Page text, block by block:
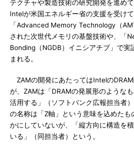
テクチャや製造技術の研究開発を進め
Intelが米国エネルギー省の支援を受け
「Advanced Memory Technology（
された次世代メモリの基盤技術や、「
Bonding（NGDB）イニシアチブ」で実
まれる。
ZAMの開発にあたってはIntelの
が、ZAMは「DRAMの発展形のような
活用する」（ソフトバンク広報担当者
の名称は「Z軸」という意味を込めたも
かにしていないが、「縦方向に構造を
いる」（同担当者）という。